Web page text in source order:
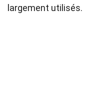
largement utilisés.